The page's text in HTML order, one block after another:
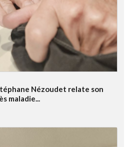
Nézoudet relate son
maladie...